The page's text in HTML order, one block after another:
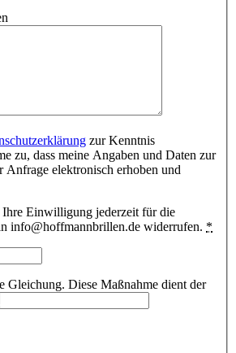
zur Kenntnis
zu, dass meine Angaben und Daten zur
Anfrage elektronisch erhoben und
Einwilligung jederzeit für die
info@hoffmannbrillen.de widerrufen. *
Gleichung. Diese Maßnahme dient der